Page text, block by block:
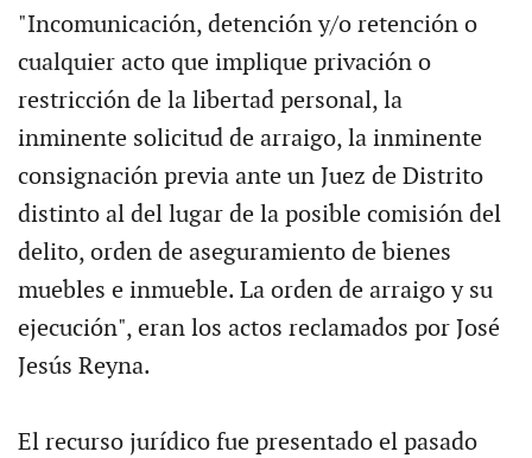
"Incomunicación, detención y/o retención o
cualquier acto que implique privación o
restricción de la libertad personal, la
inminente solicitud de arraigo, la inminente
consignación previa ante un Juez de Distrito
distinto al del lugar de la posible comisión del
delito, orden de aseguramiento de bienes
muebles e inmueble. La orden de arraigo y su
ejecución", eran los actos reclamados por José
Jesús Reyna.
El recurso jurídico fue presentado el pasado